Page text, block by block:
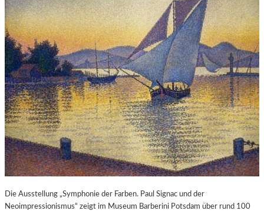
Die Ausstellung „Symphonie der Farben. Paul Signac und der
Neoimpressionismus“ zeigt im Museum Barberini Potsdam über rund 100